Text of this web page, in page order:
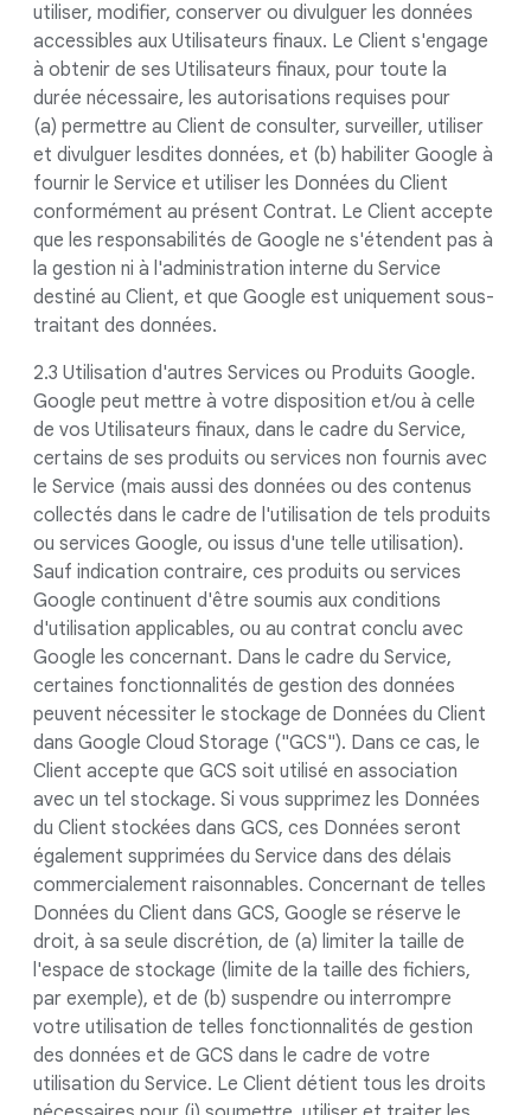
utiliser, modifier, conserver ou divulguer les données
accessibles aux Utilisateurs finaux. Le Client s'engage
à obtenir de ses Utilisateurs finaux, pour toute la
durée nécessaire, les autorisations requises pour
(a) permettre au Client de consulter, surveiller, utiliser
et divulguer lesdites données, et (b) habiliter Google à
fournir le Service et utiliser les Données du Client
conformément au présent Contrat. Le Client accepte
que les responsabilités de Google ne s'étendent pas à
la gestion ni à l'administration interne du Service
destiné au Client, et que Google est uniquement sous-
traitant des données.
2.3 Utilisation d'autres Services ou Produits Google.
Google peut mettre à votre disposition et/ou à celle
de vos Utilisateurs finaux, dans le cadre du Service,
certains de ses produits ou services non fournis avec
le Service (mais aussi des données ou des contenus
collectés dans le cadre de l'utilisation de tels produits
ou services Google, ou issus d'une telle utilisation).
Sauf indication contraire, ces produits ou services
Google continuent d'être soumis aux conditions
d'utilisation applicables, ou au contrat conclu avec
Google les concernant. Dans le cadre du Service,
certaines fonctionnalités de gestion des données
peuvent nécessiter le stockage de Données du Client
dans Google Cloud Storage ("GCS"). Dans ce cas, le
Client accepte que GCS soit utilisé en association
avec un tel stockage. Si vous supprimez les Données
du Client stockées dans GCS, ces Données seront
également supprimées du Service dans des délais
commercialement raisonnables. Concernant de telles
Données du Client dans GCS, Google se réserve le
droit, à sa seule discrétion, de (a) limiter la taille de
l'espace de stockage (limite de la taille des fichiers,
par exemple), et de (b) suspendre ou interrompre
votre utilisation de telles fonctionnalités de gestion
des données et de GCS dans le cadre de votre
utilisation du Service. Le Client détient tous les droits